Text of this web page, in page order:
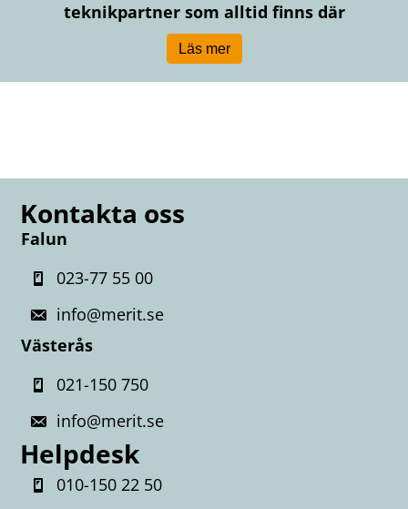
teknikpartner som alltid finns där
Läs mer
Kontakta oss
Falun
023-77 55 00
info@merit.se
Västerås
021-150 750
info@merit.se
Helpdesk
010-150 22 50